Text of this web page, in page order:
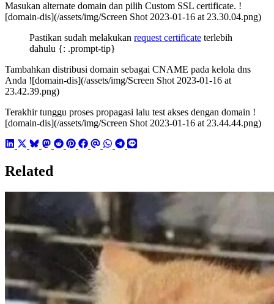
Masukan alternate domain dan pilih Custom SSL certificate. !
[domain-dis](/assets/img/Screen Shot 2023-01-16 at 23.30.04.png)
Pastikan sudah melakukan request certificate terlebih
dahulu {: .prompt-tip}
Tambahkan distribusi domain sebagai CNAME pada kelola dns
Anda ![domain-dis](/assets/img/Screen Shot 2023-01-16 at
23.42.39.png)
Terakhir tunggu proses propagasi lalu test akses dengan domain !
[domain-dis](/assets/img/Screen Shot 2023-01-16 at 23.44.44.png)
Related